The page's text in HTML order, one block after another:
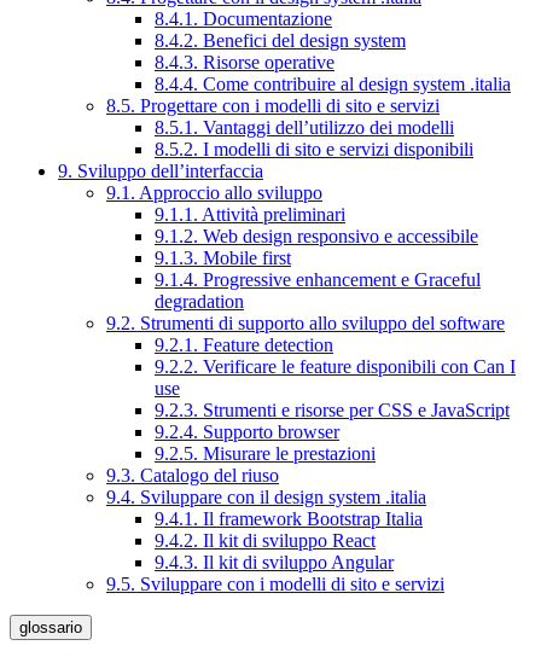
8.4.1. Documentazione
8.4.2. Benefici del design system
8.4.3. Risorse operative
8.4.4. Come contribuire al design system .italia
8.5. Progettare con i modelli di sito e servizi
8.5.1. Vantaggi dell’utilizzo dei modelli
8.5.2. I modelli di sito e servizi disponibili
9. Sviluppo dell’interfaccia
9.1. Approccio allo sviluppo
9.1.1. Attività preliminari
9.1.2. Web design responsivo e accessibile
9.1.3. Mobile first
9.1.4. Progressive enhancement e Graceful
degradation
9.2. Strumenti di supporto allo sviluppo del software
9.2.1. Feature detection
9.2.2. Verificare le feature disponibili con Can I
use
9.2.3. Strumenti e risorse per CSS e JavaScript
9.2.4. Supporto browser
9.2.5. Misurare le prestazioni
9.3. Catalogo del riuso
9.4. Sviluppare con il design system .italia
9.4.1. Il framework Bootstrap Italia
9.4.2. Il kit di sviluppo React
9.4.3. Il kit di sviluppo Angular
9.5. Sviluppare con i modelli di sito e servizi
glossario